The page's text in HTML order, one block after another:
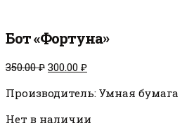
Бот «Фортуна»
350.00₽ Первоначальная
составляла
300.00 ₽Текущая
300.00 ₽.
Производитель: Умная бумага
Нет в наличии